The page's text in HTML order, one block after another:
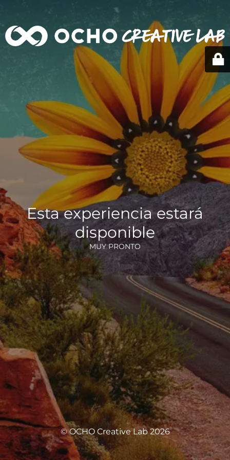
Esta experiencia estará
disponible
MUY PRONTO
© OCHO Creative Lab 2026